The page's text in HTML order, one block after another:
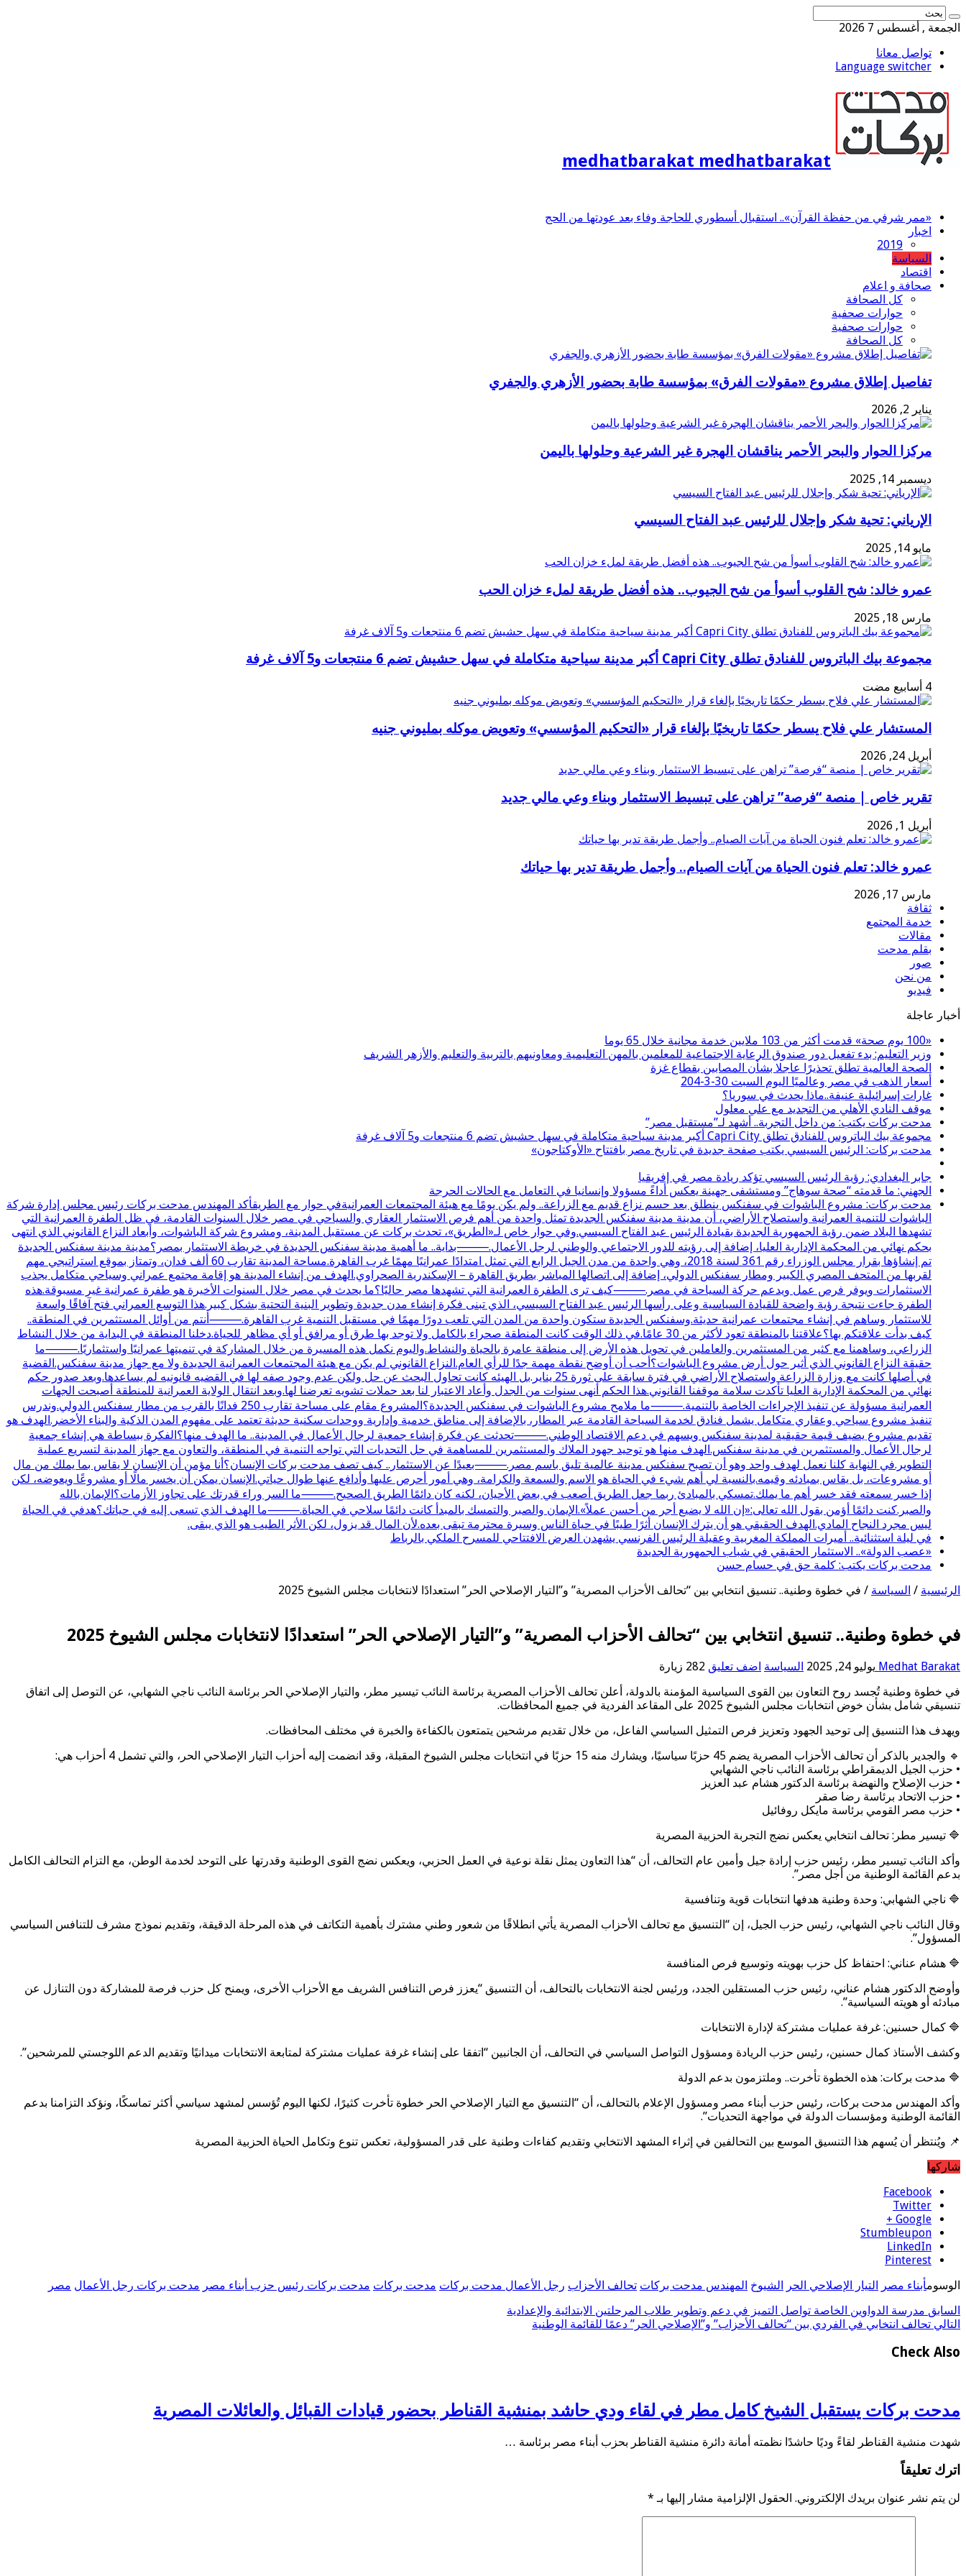
الجمعة , أغسطس 7 2026
تواصل معانا
Language switcher
medhatbarakat medhatbarakat
«ممر شرفي من حفظة القرآن».. استقبال أسطوري للحاجة وفاء بعد عودتها من الحج
اخبار
2019
السياسة
اقتصاد
صحافة و اعلام
كل الصحافة
حوارات صحفية
حوارات صحفية
كل الصحافة
تفاصيل إطلاق مشروع «مقولات الفرق» بمؤسسة طابة بحضور الأزهري والجفري
يناير 2, 2026
مركزا الحوار والبحر الأحمر يناقشان الهجرة غير الشرعية وحلولها باليمن
ديسمبر 14, 2025
الإرياني: تحية شكر وإجلال للرئيس عبد الفتاح السيسي
مايو 14, 2025
عمرو خالد: شح القلوب أسوأ من شح الجيوب.. هذه أفضل طريقة لملء خزان الحب
مارس 18, 2025
مجموعة بيك الباتروس للفنادق تطلق Capri City أكبر مدينة سياحية متكاملة في سهل حشيش تضم 6 منتجعات و5 آلاف غرفة
المستشار علي فلاح يسطر حكمًا تاريخيًا بإلغاء قرار «التحكيم المؤسسي» وتعويض موكله بمليوني جنيه
أبريل 24, 2026
تقرير خاص | منصة “فرصة” تراهن على تبسيط الاستثمار وبناء وعي مالي جديد
أبريل 1, 2026
عمرو خالد: تعلم فنون الحياة من آيات الصيام.. وأجمل طريقة تدير بها حياتك
مارس 17, 2026
ثقافة
خدمة المجتمع
مقالات
بقلم مدحت
صور
من نحن
فيديو
أخبار عاجلة
«100 يوم صحة» قدمت أكثر من 103 ملايين خدمة مجانية خلال 65 يوما
وزير التعليم: بدء تفعيل دور صندوق الرعاية الاجتماعية للمعلمين بالمهن التعليمية ومعاونيهم بالتربية والتعليم والأزهر الشريف
الصحة العالمية تطلق تحذيرًا عاجلا بشأن المصابين بقطاع غزة
أسعار الذهب في مصر وعالميًا اليوم السبت 30-3-204
غارات إسرائيلية عنيفة..ماذا يحدث في سوريا؟
موقف النادي الأهلي من التجديد مع علي معلول
مدحت بركات يكتب: من داخل التجربة.. أشهد لـ”مستقبل مصر”
مجموعة بيك الباتروس للفنادق تطلق Capri City أكبر مدينة سياحية متكاملة في سهل حشيش تضم 6 منتجعات و5 آلاف غرفة
مدحت بركات: الرئيس السيسي يكتب صفحة جديدة في تاريخ مصر بافتتاح «الأوكتاجون»
جابر البغدادي: رؤية الرئيس السيسي تؤكد ريادة مصر في إفريقيا
الجهني: ما قدمته “صحة سوهاج” ومستشفى جهينة يعكس أداءً مسؤولا وإنسانيا في التعامل مع الحالات الحرجة
مدحت بركات: مشروع الباشوات في سفنكس ينطلق بعد حسم نزاع قديم مع الزراعة.. ولم يكن يومًا مع هيئة المجتمعات العمرانيةفي حوار مع الطريقأكد المهندس مدحت بركات رئيس مجلس إدارة شركة
الباشوات للتنمية العمرانية واستصلاح الأراضي، أن مدينة مدينة سفنكس الجديدة تمثل واحدة من أهم فرص الاستثمار العقاري والسياحي في مصر خلال السنوات القادمة، في ظل الطفرة العمرانية التي
تشهدها البلاد ضمن رؤية الجمهورية الجديدة بقيادة الرئيس عبد الفتاح السيسي.وفي حوار خاص لـ«الطريق»، تحدث بركات عن مستقبل المدينة، ومشروع شركة الباشوات، وأبعاد النزاع القانوني الذي انتهى
بحكم نهائي من المحكمة الإدارية العليا، إضافة إلى رؤيته للدور الاجتماعي والوطني لرجل الأعمال.⸻بداية.. ما أهمية مدينة سفنكس الجديدة في خريطة الاستثمار بمصر؟مدينة مدينة سفنكس الجديدة
تم إنشاؤها بقرار مجلس الوزراء رقم 361 لسنة 2018، وهي واحدة من مدن الجيل الرابع التي تمثل امتدادًا عمرانيًا مهمًا غرب القاهرة.مساحة المدينة تقارب 60 ألف فدان، وتمتاز بموقع استراتيجي مهم
لقربها من المتحف المصري الكبير ومطار سفنكس الدولي، إضافة إلى اتصالها المباشر بطريق القاهرة – الإسكندرية الصحراوي.الهدف من إنشاء المدينة هو إقامة مجتمع عمراني وسياحي متكامل يجذب
الاستثمارات ويوفر فرص عمل ويدعم حركة السياحة في مصر.⸻كيف ترى الطفرة العمرانية التي تشهدها مصر حاليًا؟ما يحدث في مصر خلال السنوات الأخيرة هو طفرة عمرانية غير مسبوقة.هذه
الطفرة جاءت نتيجة رؤية واضحة للقيادة السياسية وعلى رأسها الرئيس عبد الفتاح السيسي، الذي تبنى فكرة إنشاء مدن جديدة وتطوير البنية التحتية بشكل كبير.هذا التوسع العمراني فتح آفاقًا واسعة
للاستثمار وساهم في إنشاء مجتمعات عمرانية حديثة.وسفنكس الجديدة ستكون واحدة من المدن التي تلعب دورًا مهمًا في مستقبل التنمية غرب القاهرة.⸻أنتم من أوائل المستثمرين في المنطقة..
كيف بدأت علاقتكم بها؟علاقتنا بالمنطقة تعود لأكثر من 30 عامًا.في ذلك الوقت كانت المنطقة صحراء بالكامل ولا توجد بها طرق أو مرافق أو أي مظاهر للحياة.دخلنا المنطقة في البداية من خلال النشاط
الزراعي، وساهمنا مع كثير من المستثمرين والعاملين في تحويل هذه الأرض إلى منطقة عامرة بالحياة والنشاط.واليوم نكمل هذه المسيرة من خلال المشاركة في تنميتها عمرانيًا واستثماريًا.⸻ما
حقيقة النزاع القانوني الذي أثير حول أرض مشروع الباشوات؟أحب أن أوضح نقطة مهمة جدًا للرأي العام.النزاع القانوني لم يكن مع هيئة المجتمعات العمرانية الجديدة ولا مع جهاز مدينة سفنكس.القضية
في أصلها كانت مع وزارة الزراعة واستصلاح الأراضي في فترة سابقة على ثورة 25 يناير.بل الهيئه كانت تحاول البحث عن حل ولكن عدم وجود صفه لها في القضيه قانونيه لم يساعدها.وبعد صدور حكم
نهائي من المحكمة الإدارية العليا تأكدت سلامة موقفنا القانوني.هذا الحكم أنهى سنوات من الجدل وأعاد الاعتبار لنا بعد حملات تشويه تعرضنا لها.وبعد انتقال الولاية العمرانية للمنطقة أصبحت الجهات
العمرانية مسؤولة عن تنفيذ الإجراءات الخاصة بالتنمية.⸻ما ملامح مشروع الباشوات في سفنكس الجديدة؟المشروع مقام على مساحة تقارب 250 فدانًا بالقرب من مطار سفنكس الدولي.وندرس
تنفيذ مشروع سياحي وعقاري متكامل يشمل فنادق لخدمة السياحة القادمة عبر المطار، بالإضافة إلى مناطق خدمية وإدارية ووحدات سكنية حديثة تعتمد على مفهوم المدن الذكية والبناء الأخضر.الهدف هو
تقديم مشروع يضيف قيمة حقيقية لمدينة سفنكس ويسهم في دعم الاقتصاد الوطني.⸻تحدثت عن فكرة إنشاء جمعية لرجال الأعمال في المدينة.. ما الهدف منها؟الفكرة ببساطة هي إنشاء جمعية
لرجال الأعمال والمستثمرين في مدينة سفنكس.الهدف منها هو توحيد جهود الملاك والمستثمرين للمساهمة في حل التحديات التي تواجه التنمية في المنطقة، والتعاون مع جهاز المدينة لتسريع عملية
التطوير.في النهاية كلنا نعمل لهدف واحد وهو أن تصبح سفنكس مدينة عالمية تليق باسم مصر.⸻بعيدًا عن الاستثمار.. كيف تصف مدحت بركات الإنسان؟أنا مؤمن أن الإنسان لا يقاس بما يملك من مال
أو مشروعات، بل يقاس بمبادئه وقيمه.بالنسبة لي أهم شيء في الحياة هو الاسم والسمعة والكرامة، وهي أمور أحرص عليها وأدافع عنها طوال حياتي.الإنسان يمكن أن يخسر مالًا أو مشروعًا ويعوضه، لكن
إذا خسر سمعته فقد خسر أهم ما يملك.تمسكي بالمبادئ ربما جعل الطريق أصعب في بعض الأحيان، لكنه كان دائمًا الطريق الصحيح.⸻ما السر وراء قدرتك على تجاوز الأزمات؟الإيمان بالله
والصبر.كنت دائمًا أؤمن بقول الله تعالى:«إن الله لا يضيع أجر من أحسن عملاً».الإيمان والصبر والتمسك بالمبدأ كانت دائمًا سلاحي في الحياة.⸻ما الهدف الذي تسعى إليه في حياتك؟هدفي في الحياة
ليس مجرد النجاح المادي.الهدف الحقيقي هو أن يترك الإنسان أثرًا طيبًا في حياة الناس وسيرة محترمة تبقى بعده.لأن المال قد يزول، لكن الأثر الطيب هو الذي يبقى.
في ليلة استثنائية.. أميرات المملكة المغربية وعقيلة الرئيس الفرنسي يشهدن العرض الافتتاحي للمسرح الملكي بالرباط
«عصب الدولة».. الاستثمار الحقيقي في شباب الجمهورية الجديدة
مدحت بركات يكتب: كلمة حق في حسام حسن
الرئيسية / السياسة / في خطوة وطنية.. تنسيق انتخابي بين “تحالف الأحزاب المصرية” و”التيار الإصلاحي الحر” استعدادًا لانتخابات مجلس الشيوخ 2025
في خطوة وطنية.. تنسيق انتخابي بين “تحالف الأحزاب المصرية” و”التيار الإصلاحي الحر” استعدادًا لانتخابات مجلس الشيوخ 2025
Medhat Barakat يوليو 24, 2025 السياسة اضف تعليق 282 زيارة
في خطوة وطنية تُجسد روح التعاون بين القوى السياسية المؤمنة بالدولة، أعلن تحالف الأحزاب المصرية برئاسة النائب تيسير مطر، والتيار الإصلاحي الحر برئاسة النائب ناجي الشهابي، عن التوصل إلى اتفاق
تنسيقي شامل بشأن خوض انتخابات مجلس الشيوخ 2025 على المقاعد الفردية في جميع المحافظات.
ويهدف هذا التنسيق إلى توحيد الجهود وتعزيز فرص التمثيل السياسي الفاعل، من خلال تقديم مرشحين يتمتعون بالكفاءة والخبرة في مختلف المحافظات.
🔹 والجدير بالذكر أن تحالف الأحزاب المصرية يضم 45 حزبًا سياسيًا، ويشارك منه 15 حزبًا في انتخابات مجلس الشيوخ المقبلة، وقد انضمت إليه أحزاب التيار الإصلاحي الحر، والتي تشمل 4 أحزاب هي:
• حزب الجيل الديمقراطي برئاسة النائب ناجي الشهابي
• حزب الإصلاح والنهضة برئاسة الدكتور هشام عبد العزيز
• حزب الاتحاد برئاسة رضا صقر
• حزب مصر القومي برئاسة مايكل روفائيل
🔷 تيسير مطر: تحالف انتخابي يعكس نضج التجربة الحزبية المصرية
وأكد النائب تيسير مطر، رئيس حزب إرادة جيل وأمين عام التحالف، أن “هذا التعاون يمثل نقلة نوعية في العمل الحزبي، ويعكس نضج القوى الوطنية وقدرتها على التوحد لخدمة الوطن، مع التزام التحالف الكامل
بدعم القائمة الوطنية من أجل مصر”.
🔷 ناجي الشهابي: وحدة وطنية هدفها انتخابات قوية وتنافسية
وقال النائب ناجي الشهابي، رئيس حزب الجيل، إن “التنسيق مع تحالف الأحزاب المصرية يأتي انطلاقًا من شعور وطني مشترك بأهمية التكاتف في هذه المرحلة الدقيقة، وتقديم نموذج مشرف للتنافس السياسي
المسؤول”.
🔷 هشام عناني: احتفاظ كل حزب بهويته وتوسيع فرص المنافسة
وأوضح الدكتور هشام عناني، رئيس حزب المستقلين الجدد، ورئيس لجنة الانتخابات بالتحالف، أن التنسيق “يعزز فرص التنافس الشريف مع الأحزاب الأخرى، ويمنح كل حزب فرصة للمشاركة دون التنازل عن
مبادئه أو هويته السياسية”.
🔷 كمال حسنين: غرفة عمليات مشتركة لإدارة الانتخابات
وكشف الأستاذ كمال حسنين، رئيس حزب الريادة ومسؤول التواصل السياسي في التحالف، أن الجانبين “اتفقا على إنشاء غرفة عمليات مشتركة لمتابعة الانتخابات ميدانيًا وتقديم الدعم اللوجستي للمرشحين”.
🔷 مدحت بركات: هذه الخطوة تأخرت.. وملتزمون بدعم الدولة
وأكد المهندس مدحت بركات، رئيس حزب أبناء مصر ومسؤول الإعلام بالتحالف، أن “التنسيق مع التيار الإصلاحي الحر خطوة تأخرت كثيرًا، لكنها اليوم تُؤسس لمشهد سياسي أكثر تماسكًا، ونؤكد التزامنا بدعم
القائمة الوطنية ومؤسسات الدولة في مواجهة التحديات”.
📌 ويُنتظر أن يُسهم هذا التنسيق الموسع بين التحالفين في إثراء المشهد الانتخابي وتقديم كفاءات وطنية على قدر المسؤولية، تعكس تنوع وتكامل الحياة الحزبية المصرية
شاركها
Facebook
Twitter
Google +
Stumbleupon
LinkedIn
Pinterest
الوسومأبناء مصر التيار الإصلاحي الحر الشيوخ المهندس مدحت بركات تحالف الأحزاب رجل الأعمال مدحت بركات مدحت بركات مدحت بركات رئيس حزب أبناء مصر مدحت بركات رجل الأعمال مصر
السابق مدرسة الدواوين الخاصة تواصل التميز في دعم وتطوير طلاب المرحلتين الابتدائية والإعدادية
التالي تحالف انتخابي في الفردي بين “تحالف الأحزاب” و”الإصلاحي الحر” دعمًا للقائمة الوطنية
Check Also
مدحت بركات يستقبل الشيخ كامل مطر في لقاء ودي حاشد بمنشية القناطر بحضور قيادات القبائل والعائلات المصرية
شهدت منشية القناطر لقاءً وديًا حاشدًا نظمته أمانة دائرة منشية القناطر بحزب أبناء مصر برئاسة …
اترك تعليقاً
لن يتم نشر عنوان بريدك الإلكتروني. الحقول الإلزامية مشار إليها بـ *